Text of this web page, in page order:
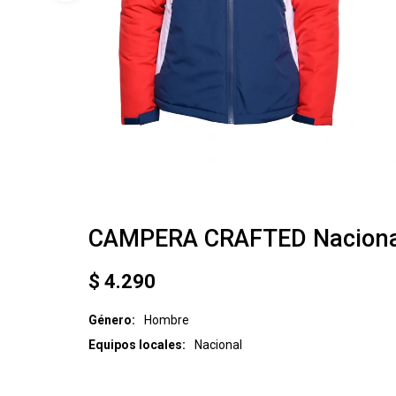
CAMPERA CRAFTED
$ 4.290
Género
Hombre
Equipos locales
Nacional